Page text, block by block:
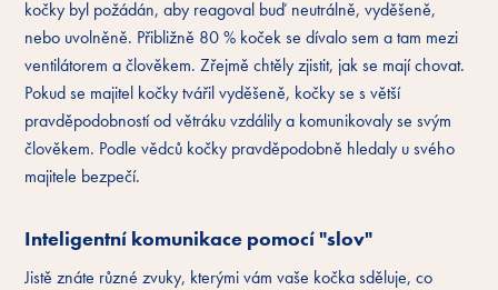
kočky byl požádán, aby reagoval buď neutrálně, vyděšeně,
nebo uvolněně. Přibližně 80 % koček se dívalo sem a tam mezi
ventilátorem a člověkem. Zřejmě chtěly zjistit, jak se mají chovat.
Pokud se majitel kočky tvářil vyděšeně, kočky se s větší
pravděpodobností od větráku vzdálily a komunikovaly se svým
člověkem. Podle vědců kočky pravděpodobně hledaly u svého
majitele bezpečí.
Inteligentní komunikace pomocí "slov"
Jistě znáte různé zvuky, kterými vám vaše kočka sděluje, co